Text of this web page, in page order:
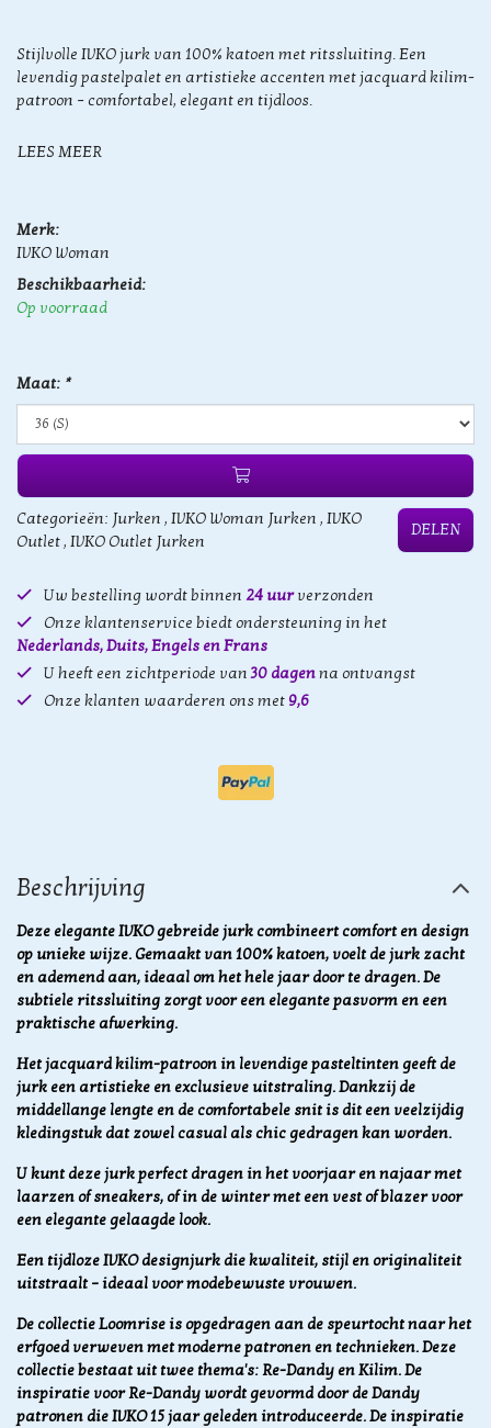
Stijlvolle IVKO jurk van 100% katoen met ritssluiting. Een
levendig pastelpalet en artistieke accenten met jacquard kilim-
patroon – comfortabel, elegant en tijdloos.
LEES MEER
Merk:
IVKO Woman
Beschikbaarheid:
Op voorraad
Maat: *
Categorieën: Jurken , IVKO Woman Jurken , IVKO
Outlet, IVKO Outlet Jurken
DELEN
Uw bestelling wordt binnen 24 uurverzonden
Onze klantenservice biedt ondersteuning in het
Nederlands, Duits, Engels en Frans
U heeft een zichtperiode van30 dagenna ontvangst
Onze klanten waarderen ons met 9,6
Beschrijving
Deze elegante IVKO gebreide jurk combineert comfort en design
op unieke wijze. Gemaakt van 100% katoen, voelt de jurk zacht
en ademend aan, ideaal om het hele jaar door te dragen. De
subtiele ritssluiting zorgt voor een elegante pasvorm en een
praktische afwerking.
Het jacquard kilim-patroon in levendige pasteltinten geeft de
jurk een artistieke en exclusieve uitstraling. Dankzij de
middellange lengte en de comfortabele snit is dit een veelzijdig
kledingstuk dat zowel casual als chic gedragen kan worden.
U kunt deze jurk perfect dragen in het voorjaar en najaar met
laarzen of sneakers, of in de winter met een vest of blazer voor
een elegante gelaagde look.
Een tijdloze IVKO designjurk die kwaliteit, stijl en originaliteit
uitstraalt – ideaal voor modebewuste vrouwen.
De collectie Loomrise is opgedragen aan de speurtocht naar het
erfgoed verweven met moderne patronen en technieken. Deze
collectie bestaat uit twee thema's: Re-Dandy en Kilim. De
inspiratie voor Re-Dandy wordt gevormd door de Dandy
patronen die IVKO 15 jaar geleden introduceerde. De inspiratie